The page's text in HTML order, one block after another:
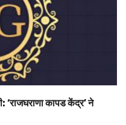
‘राजघराणा कापड केंद्र’ ने